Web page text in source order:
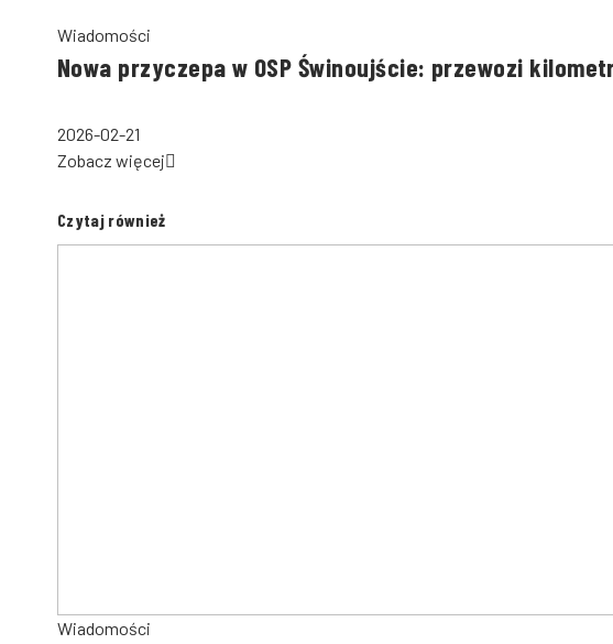
Wiadomości
Nowa przyczepa w OSP Świnoujście: przewozi
2026-02-21
Zobacz więcej
Czytaj również
Wiadomości